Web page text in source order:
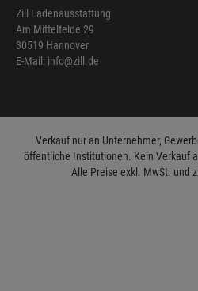
Zill Ladenausstattung
Am Mittelfelde 29
30519 Hannover
E-Mail: info@zill.de
Verkauf nur an Unternehmer,
öffentliche Institutionen. Kein Verkauf
Alle Preise exkl. MwSt. und